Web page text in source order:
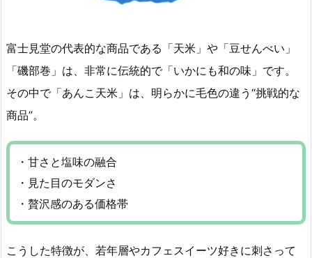
富士見堂の代表的な商品である「天米」や「豆せんべい」
「磯部巻」は、非常に伝統的で「いかにも和の味」です。
その中で「あんこ天米」は、明らかに毛色の違う“挑戦的な
商品”。
・甘さと塩味の融合
・見た目のモダンさ
・贅沢感のある価格帯
こうした特徴が、若年層やカフェスイーツ好きに刺さって